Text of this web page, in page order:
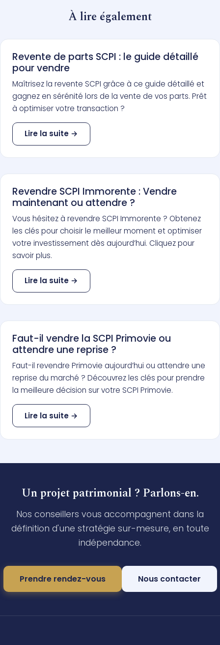
À lire également
Revente de parts SCPI : le guide détaillé
pour vendre
Maîtrisez la revente SCPI grâce à ce guide détaillé et
gagnez en sérénité lors de la vente de vos parts. Prêt
à optimiser votre transaction ?
Lire la suite →
Revendre SCPI Immorente : Vendre
maintenant ou attendre ?
Vous hésitez à revendre SCPI Immorente ? Obtenez
les clés pour choisir le meilleur moment et optimiser
votre investissement dès aujourd’hui. Cliquez pour
savoir plus.
Lire la suite →
Faut-il vendre la SCPI Primovie ou
attendre une reprise ?
Faut-il revendre Primovie aujourd’hui ou attendre une
reprise du marché ? Découvrez les clés pour prendre
la meilleure décision sur votre SCPI Primovie.
Lire la suite →
Un projet patrimonial ? Parlons-en.
Nos conseillers vous accompagnent dans la
définition d'une stratégie sur-mesure, en toute
indépendance.
Prendre rendez-vous Nous contacter